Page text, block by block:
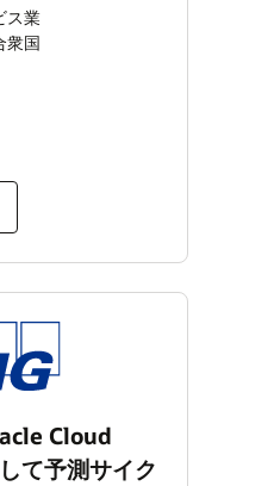
ス業
衆国
Cloud
て予測サイク